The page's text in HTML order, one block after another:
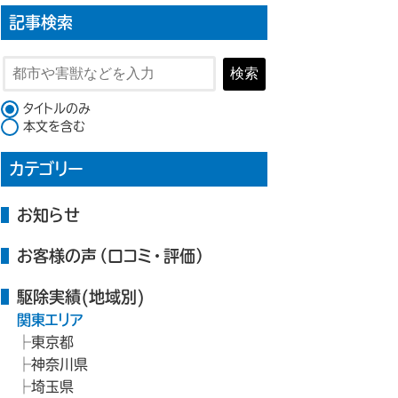
記事検索
検索
検索対象
タイトルのみ
本文を含む
カテゴリー
お知らせ
お客様の声（口コミ・評価）
駆除実績(地域別)
関東エリア
東京都
神奈川県
埼玉県